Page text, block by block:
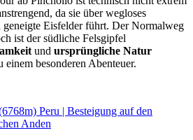
da sie über wegloses
geneigte Eisfelder führt. Der Normalweg
ist der südliche Felsgipfel
und ursprüngliche Natur
einem besonderen Abenteuer.